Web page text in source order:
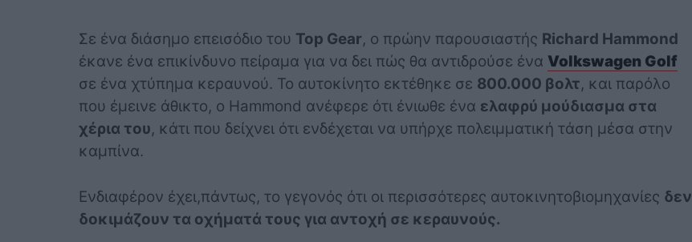
Σε ένα διάσημο επεισόδιο του Top Gear, ο πρώην παρουσιαστής Richard Hammond
έκανε ένα επικίνδυνο πείραμα για να δει πώς θα αντιδρούσε ένα Volkswagen Golf
σε ένα χτύπημα κεραυνού. Το αυτοκίνητο εκτέθηκε σε 800.000 βολτ, και παρόλο
που έμεινε άθικτο, ο Hammond ανέφερε ότι ένιωθε ένα ελαφρύ μούδιασμα στα
χέρια του, κάτι που δείχνει ότι ενδέχεται να υπήρχε πολειμματική τάση μέσα στην
καμπίνα.
Ενδιαφέρον έχει,πάντως, το γεγονός ότι οι περισσότερες αυτοκινητοβιομηχανίες δεν
δοκιμάζουν τα οχήματά τους για αντοχή σε κεραυνούς.